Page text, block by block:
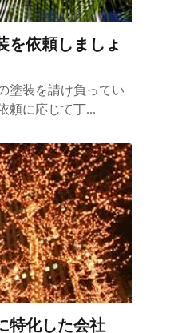
を依頼しましょ
塗装を請け負ってい
頼に応じて丁...
特化した会社